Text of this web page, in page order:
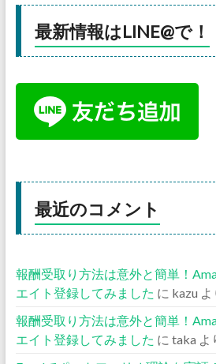
最新情報はLINE@で！
最近のコメント
報酬受取り方法は意外と簡単！
エイト登録してみました に kazu よ
報酬受取り方法は意外と簡単！
エイト登録してみました に taka よ